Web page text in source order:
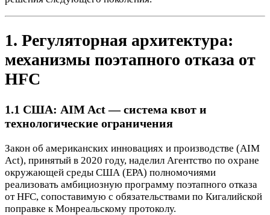
1. Регуляторная архитектура:
механизмы поэтапного отказа от
HFC
1.1 США: AIM Act — система квот и
технологические ограничения
Закон об американских инновациях и производстве (AIM
Act), принятый в 2020 году, наделил Агентство по охране
окружающей среды США (EPA) полномочиями
реализовать амбициозную программу поэтапного отказа
от HFC, сопоставимую с обязательствами по Кигалийской
поправке к Монреальскому протоколу.